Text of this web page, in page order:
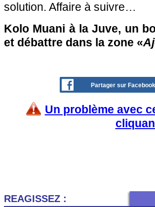
solution. Affaire à suivre…
Kolo Muani à la Juve, un
et débattre dans la zone «
Partager sur Facebook
Un problème avec
REAGISSEZ :